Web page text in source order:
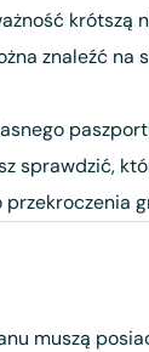
krótszą
znaleźć na
sprawdzić,
muszą